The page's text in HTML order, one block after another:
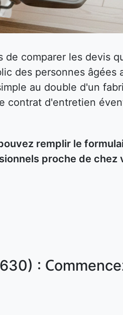
comparer les devis
des personnes âgées
au double d'un
contrat d'entretien
remplir le
proche de chez
: